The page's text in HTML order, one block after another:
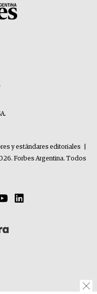
y estándares editoriales
Forbes Argentina. Todos